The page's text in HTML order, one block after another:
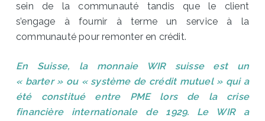
sein de la communauté tandis que le client
s’engage à fournir à terme un service à la
communauté pour remonter en crédit.
En Suisse, la monnaie WIR suisse est un
« barter » ou « système de crédit mutuel » qui a
été constitué entre PME lors de la crise
financière internationale de 1929. Le WIR a